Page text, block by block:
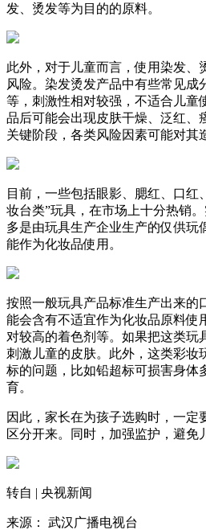
发、烫发等为目的的原料。
此外，对于儿童而言，使用染发、
风险。染发烫发产品中有些常见成
等，刺激性相对较强，不适合儿童
品后可能会出现皮肤干燥、泛红、
关键阶段，各类风险因素可能对其
目前，一些包括眼影、腮红、口红
妆台类”玩具，在市场上十分热销
多是由玩具生产企业生产的仅供玩
能作为化妆品使用。
按照一般玩具产品标准生产出来的
能会含有不适宜作为化妆品原料使
对较高的着色剂等。如果把这类玩
刺激儿童的皮肤。此外，这类彩妆
标的问题，比如铅超标可损害身体
育。
因此，家长在为孩子选购时，一定
区分开来。同时，加强监护，避免
转自 | 央视新闻
来源： 武汉广播电视台